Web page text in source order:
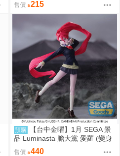
售價 215
預購
【台中金曜】1月 SEGA 景
品 Luminasta 膽大黨 愛羅 (變身
版) 0901
售價 440